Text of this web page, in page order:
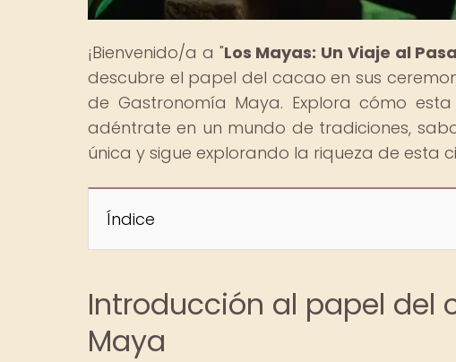
¡Bienvenido/a a "Los Mayas: Un Viaje al
descubre el papel del cacao en sus
de Gastronomía Maya. Explora cómo
adéntrate en un mundo de tradiciones,
única y sigue explorando la riqueza de esta
Índice
Introducción al papel del
Maya